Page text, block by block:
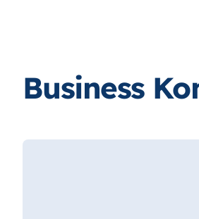
Business